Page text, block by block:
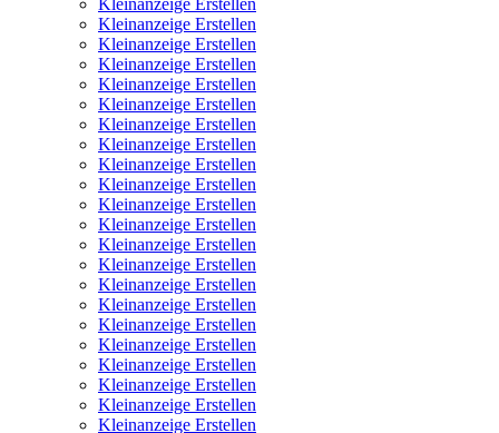
Kleinanzeige Erstellen
Kleinanzeige Erstellen
Kleinanzeige Erstellen
Kleinanzeige Erstellen
Kleinanzeige Erstellen
Kleinanzeige Erstellen
Kleinanzeige Erstellen
Kleinanzeige Erstellen
Kleinanzeige Erstellen
Kleinanzeige Erstellen
Kleinanzeige Erstellen
Kleinanzeige Erstellen
Kleinanzeige Erstellen
Kleinanzeige Erstellen
Kleinanzeige Erstellen
Kleinanzeige Erstellen
Kleinanzeige Erstellen
Kleinanzeige Erstellen
Kleinanzeige Erstellen
Kleinanzeige Erstellen
Kleinanzeige Erstellen